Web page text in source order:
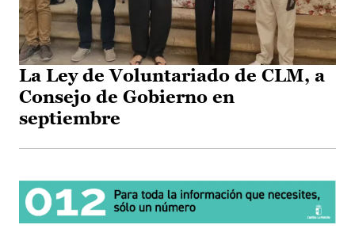
La Ley de Voluntariado de CLM, a
Consejo de Gobierno en
septiembre